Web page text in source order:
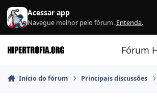
Ir para conteúdo
Acessar app
Navegue melhor pelo fórum. Entenda.
Fórum
Início do fórum Principais discussões